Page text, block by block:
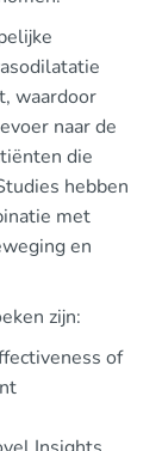
waardoor
naar de
die
hebben
met
en
zijn:
of